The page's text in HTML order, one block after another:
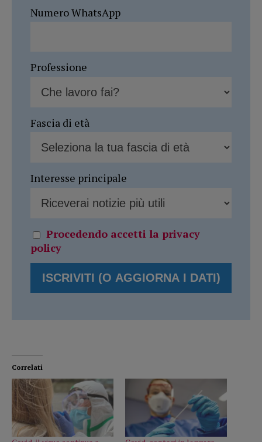
Numero WhatsApp
Professione
Fascia di età
Interesse principale
Procedendo accetti la privacy
policy
Correlati